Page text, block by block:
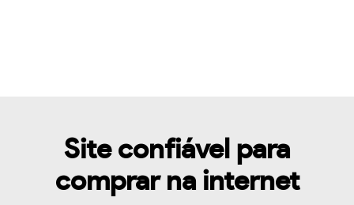
Site confiável para
comprar na internet